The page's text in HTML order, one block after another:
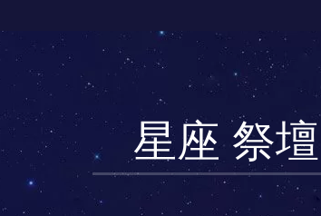
星座 祭壇